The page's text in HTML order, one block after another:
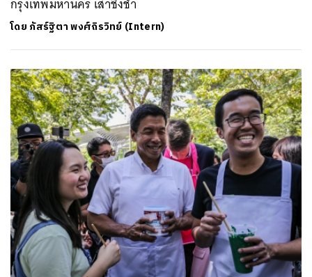
โดย ภัสร์ฐิตา พงศ์ถิรวิทย์ (Intern)
ค้นหา
SHARE TWEET LINE EMAIL